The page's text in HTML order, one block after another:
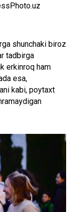
shunchaki biroz
tadbirga
erkinroq ham
esa,
kabi, poytaxt